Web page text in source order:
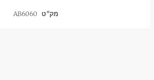
מק"ט AB6060